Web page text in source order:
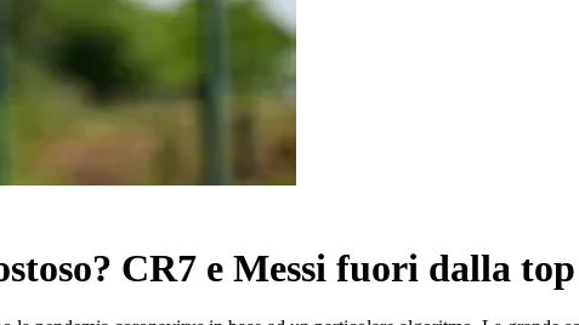
CR7 e Messi fuori dalla